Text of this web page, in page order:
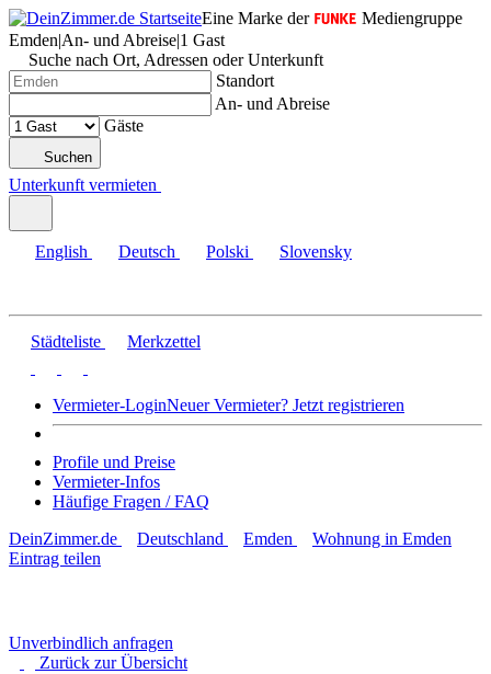
Eine Marke der
Mediengruppe
Emden|An- und Abreise|1 Gast
Suche nach Ort, Adressen oder Unterkunft
Standort
An- und Abreise
Gäste
Suchen
Unterkunft vermieten
English Deutsch Polski Slovensky
Städteliste Merkzettel
Vermieter-LoginNeuer Vermieter? Jetzt registrieren
Profile und Preise
Vermieter-Infos
Häufige Fragen / FAQ
DeinZimmer.de
Deutschland Emden
Wohnung in Emden
Eintrag teilen
Unverbindlich anfragen
Zurück zurÜbersicht